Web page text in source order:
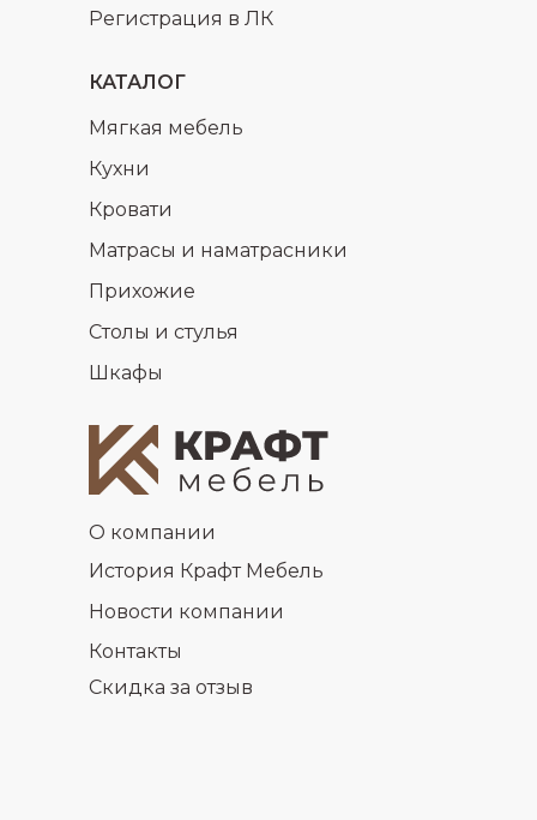
Регистрация в ЛК
КАТАЛОГ
Кухни
Мягкая мебель
Кровати
Матрасы и наматрасники
Прихожие
Столы и стулья
Шкафы
О компании
История Крафт Мебель
Новости компании
Контакты
Скидка за отзыв